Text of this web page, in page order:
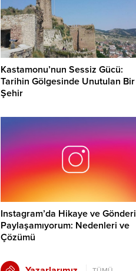
Kastamonu’nun Sessiz Gücü:
Tarihin Gölgesinde Unutulan Bir
Şehir
Instagram’da Hikaye ve Gönderi
Paylaşamıyorum: Nedenleri ve
Çözümü